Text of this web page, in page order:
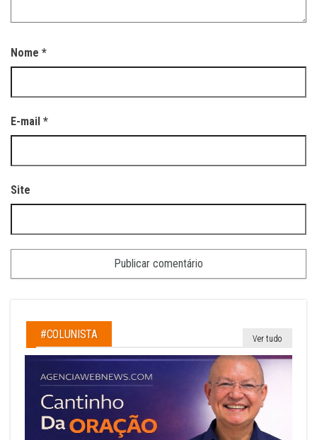
Nome *
E-mail *
Site
#COLUNISTA Ver tudo